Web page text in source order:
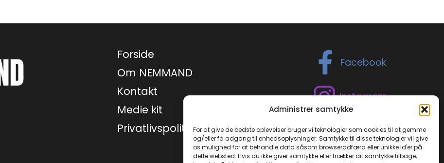
Administrer samtykke
For at give de bedste oplevelser bruger vi teknologier som cookies til at gemme
og/eller få adgang til enhedsoplysninger. Samtykke til disse teknologier vil give
os mulighed for at behandle data såsom browseradfærd eller unikke id'er på
dette websted. Hvis du ikke giver samtykke eller trækker dit samtykke tilbage,
Forside
Om NEMMAND
Kontakt
Medie kit
Privatlivspolitik
Facebook
Instagram
TikTok